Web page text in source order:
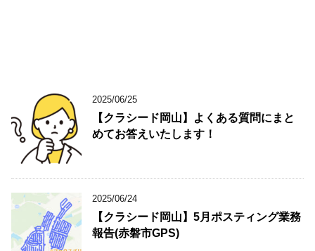
2025/06/25
【クラシード岡山】よくある質問にまと
めてお答えいたします！
2025/06/24
【クラシード岡山】5月ポスティング業務
報告(赤磐市GPS)